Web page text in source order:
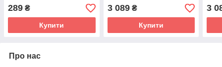
289 ₴
Купити
3 089₴
Купити
3
Про нас